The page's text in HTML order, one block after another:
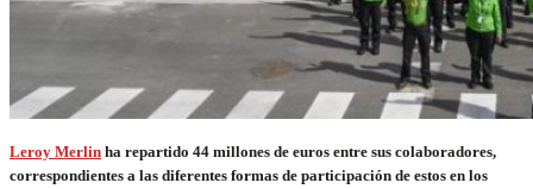
Leroy Merlin ha repartido 44 millones de euros entre sus colaboradores,
correspondientes a las diferentes formas de participación de estos en los